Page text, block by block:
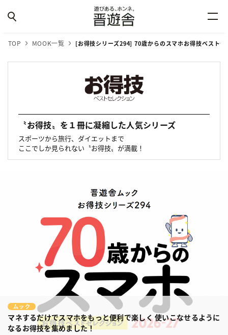
TOP MOOK一覧 [お得技シリーズ294] 70歳からのスマホお得技ベスト
〝お得技〟を１冊に凝縮した人気シリーズ
スポーツから旅行、ダイエットまで
ここでしか見られない〝お得技〟が満載！
ムック
マネするだけでスマホをもっと便利で楽しく 使いこなせるように
なるお得技を集めました！